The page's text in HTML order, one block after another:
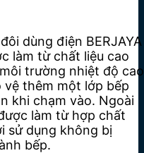
dùng điện BERJAYA
làm từ chất liệu cao
trường nhiệt độ
vệ thêm một lớp bếp
khi chạm vào. Ngoài
làm từ hợp chất
sử dụng không bị
bếp.